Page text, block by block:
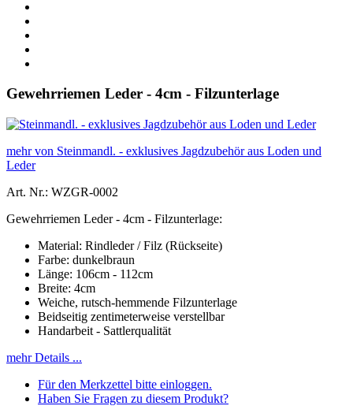
Gewehrriemen Leder - 4cm - Filzunterlage
mehr von Steinmandl. - exklusives Jagdzubehör aus Loden und
Leder
Art. Nr.: WZGR-0002
Gewehrriemen Leder - 4cm - Filzunterlage:
Material: Rindleder / Filz (Rückseite)
Farbe: dunkelbraun
Länge: 106cm - 112cm
Breite: 4cm
Weiche, rutsch-hemmende Filzunterlage
Beidseitig zentimeterweise verstellbar
Handarbeit - Sattlerqualität
mehr Details ...
Für den Merkzettel bitte einloggen.
Haben Sie Fragen zu diesem Produkt?